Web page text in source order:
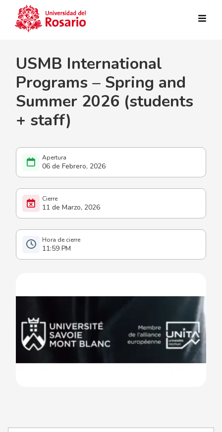
06 de Febrero, 2026
11 de Marzo, 2026
11:59 PM
USMB International
Programs – Spring and
Summer 2026 (students
+ staff)